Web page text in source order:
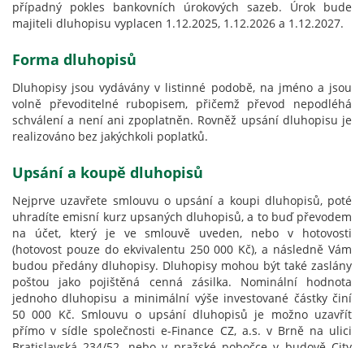
případný pokles bankovních úrokových sazeb. Úrok bude
majiteli dluhopisu vyplacen 1.12.2025, 1.12.2026 a 1.12.2027.
Forma dluhopisů
Dluhopisy jsou vydávány v listinné podobě, na jméno a jsou
volně převoditelné rubopisem, přičemž převod nepodléhá
schválení a není ani zpoplatněn. Rovněž upsání dluhopisu je
realizováno bez jakýchkoli poplatků.
Upsání a koupě dluhopisů
Nejprve uzavřete smlouvu o upsání a koupi dluhopisů, poté
uhradíte emisní kurz upsaných dluhopisů, a to buď převodem
na účet, který je ve smlouvě uveden, nebo v hotovosti
(hotovost pouze do ekvivalentu 250 000 Kč), a následně Vám
budou předány dluhopisy. Dluhopisy mohou být také zaslány
poštou jako pojištěná cenná zásilka. Nominální hodnota
jednoho dluhopisu a minimální výše investované částky činí
50 000 Kč. Smlouvu o upsání dluhopisů je možno uzavřít
přímo v sídle společnosti e-Finance CZ, a.s. v Brně na ulici